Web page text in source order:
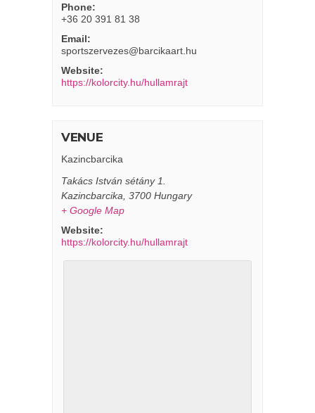
Phone:
+36 20 391 81 38
Email:
sportszervezes@barcikaart.hu
Website:
https://kolorcity.hu/hullamrajt
VENUE
Kazincbarcika
Takács István sétány 1.
Kazincbarcika 3700 Hungary
+ Google Map
Website:
https://kolorcity.hu/hullamrajt